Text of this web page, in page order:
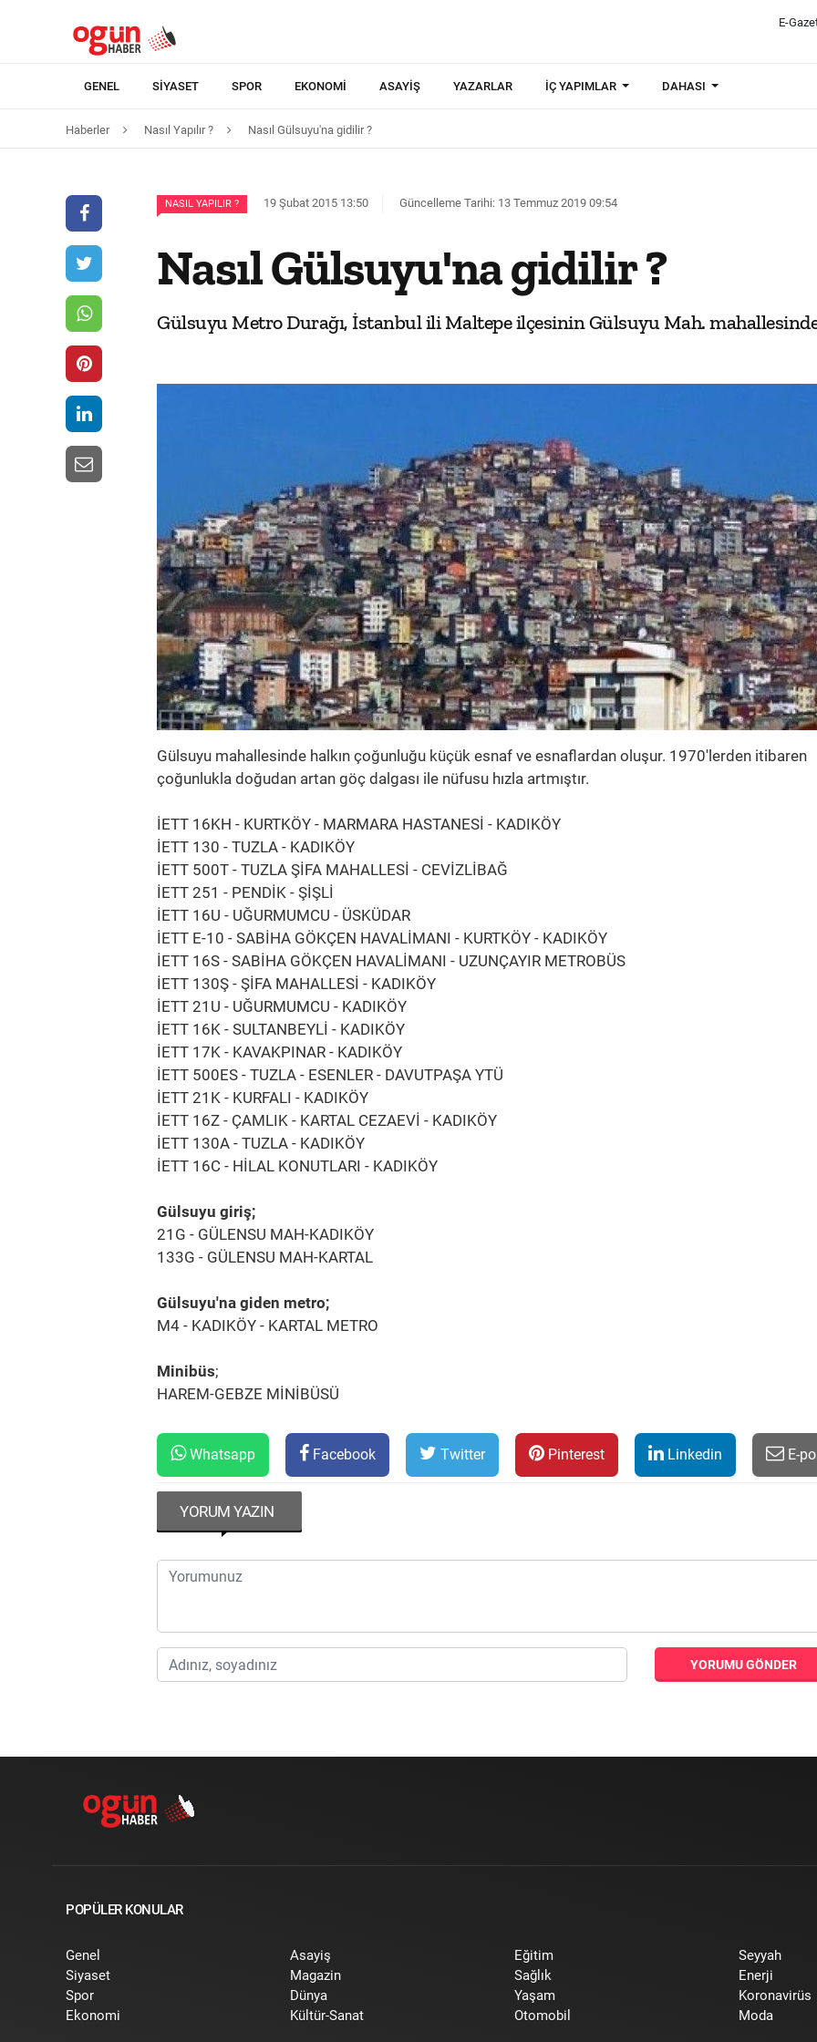
E-
GENEL SIYASET SPOR EKONOMI ASAYIŞ YAZARLAR İÇ YAPIMLAR DAHASI
Haberler Nasıl Yapılır ? Nasıl Gülsuyu'na gidilir ?
NASIL YAPILIR ? 19 Şubat 2015 13:50 Güncelleme Tarihi: 13 Temmuz 2019 09:54
Nasıl Gülsuyu'na gidilir ?
Gülsuyu Metro Durağı, İstanbul ili Maltepe ilçesinin Gülsuyu Mah. mahallesinde
Gülsuyu mahallesinde halkın çoğunluğu küçük esnaf ve esnaflardan oluşur. 1970'lerden itibaren
çoğunlukla doğudan artan göç dalgası ile nüfusu hızla artmıştır.
İETT 16KH - KURTKÖY - MARMARA HASTANESİ - KADIKÖY
İETT 130 - TUZLA - KADIKÖY
İETT 500T - TUZLA ŞİFA MAHALLESİ - CEVİZLİBAĞ
İETT 251 - PENDİK - ŞİŞLİ
İETT 16U - UĞURMUMCU - ÜSKÜDAR
İETT E-10 - SABİHA GÖKÇEN HAVALİMANI - KURTKÖY - KADIKÖY
İETT 16S - SABİHA GÖKÇEN HAVALİMANI - UZUNÇAYIR METROBÜS
İETT 130Ş - ŞİFA MAHALLESİ - KADIKÖY
İETT 21U - UĞURMUMCU - KADIKÖY
İETT 16K - SULTANBEYLİ - KADIKÖY
İETT 17K - KAVAKPINAR - KADIKÖY
İETT 500ES - TUZLA - ESENLER - DAVUTPAŞA YTÜ
İETT 21K - KURFALI - KADIKÖY
İETT 16Z - ÇAMLIK - KARTAL CEZAEVİ - KADIKÖY
İETT 130A - TUZLA - KADIKÖY
İETT 16C - HİLAL KONUTLARI - KADIKÖY
Gülsuyu giriş;
21G - GÜLENSU MAH-KADIKÖY
133G - GÜLENSU MAH-KARTAL
Gülsuyu'na giden metro;
M4 - KADIKÖY - KARTAL METRO
Minibüs;
HAREM-GEBZE MİNİBÜSÜ
Whatsapp Facebook Twitter Pinterest Linkedin E-
YORUM YAZIN
YORUMU GÖNDER
POPÜLER KONULAR
Genel
Siyaset
Spor
Ekonomi
Asayiş
Magazin
Dünya
Kültür-Sanat
Eğitim
Sağlık
Yaşam
Otomobil
Seyyah
Enerji
Koronavirüs
Moda